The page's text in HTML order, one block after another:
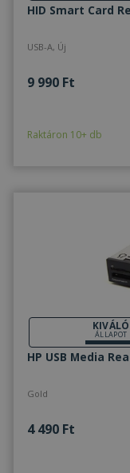
HID Smart Card
USB-A, Új
9 990 Ft
Raktáron 10+ db
KIVÁLÓ
ÁLLAPOT
HP USB Media
Gold
4 490 Ft